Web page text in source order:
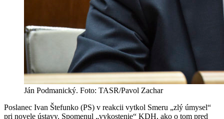
Ján Podmanický. Foto: TASR/Pavol Zachar
Poslanec Ivan Štefunko (PS) v reakcii vytkol Smeru „zlý úmysel“
pri novele ústavy. Spomenul „vykostenie“ KDH, ako o tom pred